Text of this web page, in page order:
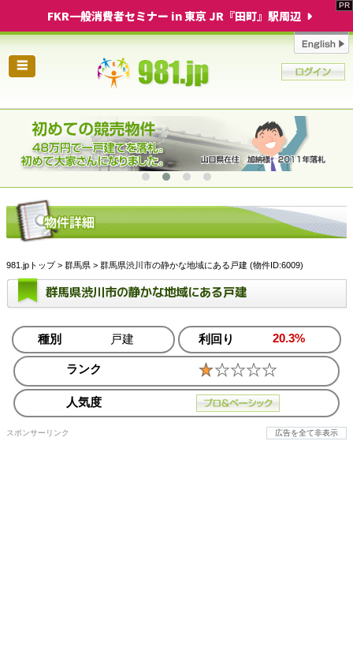
FKR一般消費者セミナー in 東京 JR『田町』駅周辺
☰
981.jpトップ> 群馬県 > 群馬県渋川市の静かな地域にある戸建 (物件ID:6009)
群馬県渋川市の静かな地域にある戸建
種別 戸建 利回り 20.3%
ランク
人気度
スポンサーリンク 広告を全て非表示